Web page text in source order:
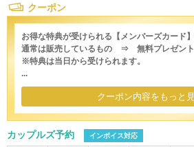
クーポン
お得な特典が受けられる【メンバーズカード
通常は販売しているもの ⇒ 無料プレゼント
※特典は当日から受けられます。
...
クーポン内容をもっと
カップルズ予約 インボイス対応